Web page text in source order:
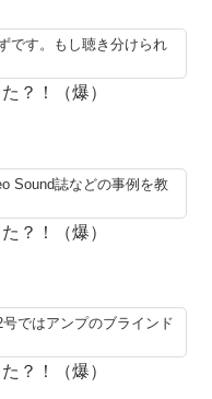
です。もし聴き分けられ
？！（爆）
Sound誌などの事例を教
？！（爆）
ではアンプのブラインド
？！（爆）